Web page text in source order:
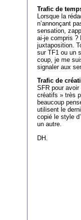
Trafic de
Lorsque la
n’annonçant
sensation,
ai-je compris ?
juxtaposition.
sur TF1 ou un
coup, je me
signaler aux
Trafic de
SFR pour
créatifs » très
beaucoup
utilisent le
copié le style
un autre.
DH.